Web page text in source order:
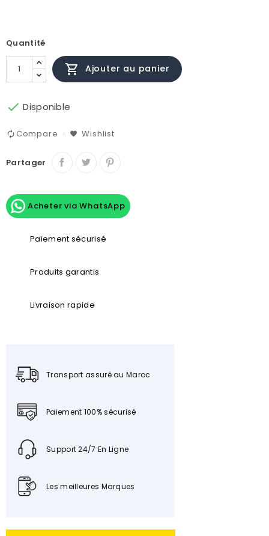
Quantité
 Ajouter au panier
 Disponible
Compare Wishlist
Partager
Acheter via WhatsApp
Paiement sécurisé
Produits garantis
Livraison rapide
Transport assuré au Maroc
Paiement 100% sécurisé
Support 24/7 En Ligne
Les meilleures Marques